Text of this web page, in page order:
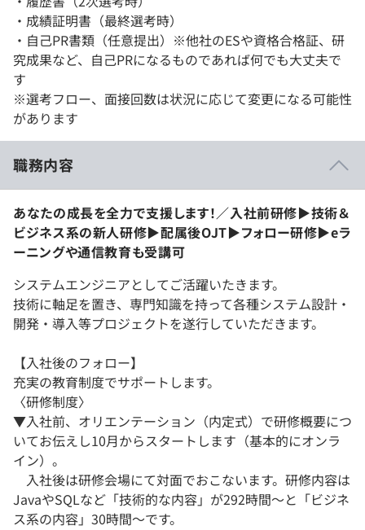
・成績証明書（最終選考時）
・自己PR書類（任意提出）※他社のESや資格合格証、研
究成果など、自己PRになるものであれば何でも大丈夫で
す
※選考フロー、面接回数は状況に応じて変更になる可能性
があります
職務内容
あなたの成長を全力で支援します！／入社前研修▶︎技術＆
ビジネス系の新人研修▶︎配属後OJT▶︎フォロー研修▶︎eラ
ーニングや通信教育も受講可
システムエンジニアとしてご活躍いたきます。
技術に軸足を置き、専門知識を持って各種システム設計・
開発・導入等プロジェクトを遂行していただきます。
【入社後のフォロー】
充実の教育制度でサポートします。
〈研修制度〉
▼入社前、オリエンテーション（内定式）で研修概要につ
いてお伝えし10月からスタートします（基本的にオンラ
イン）。
入社後は研修会場にて対面でおこないます。研修内容は
JavaやSQLなど「技術的な内容」が292時間～と「ビジネ
ス系の内容」30時間～です。